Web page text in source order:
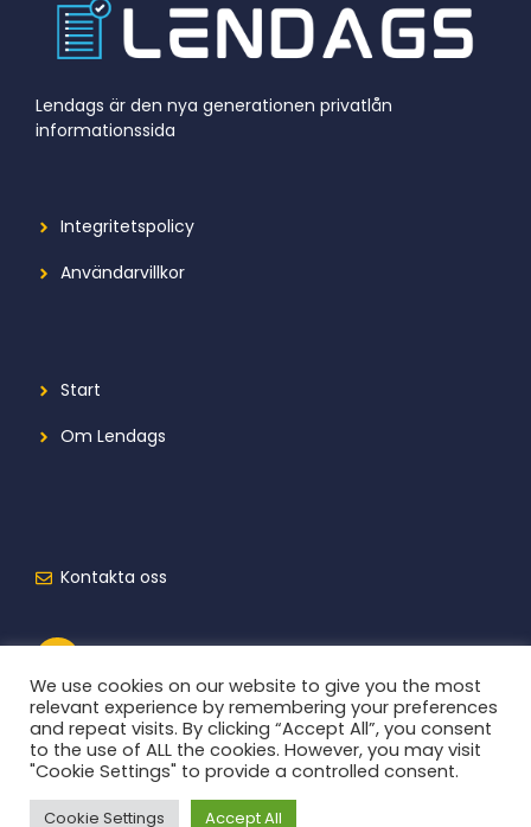
Lendags är den nya generationen privatlån
informationssida
Integritetspolicy
Användarvillkor
Start
Om Lendags
Kontakta oss
We use cookies on our website to give you the most
relevant experience by remembering your preferences
and repeat visits. By clicking “Accept All”, you consent
to the use of ALL the cookies. However, you may visit
"Cookie Settings" to provide a controlled consent.
Cookie Settings Accept All